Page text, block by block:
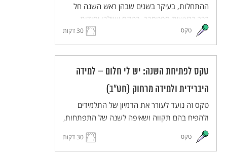
ההתחלות, בעיקר בשנים שבהן ראש השנה חל
כבר בראשית ספטמבר. בטקס ישולבו יסודות
מסורתיים מתוך חגי תשרי, ובעיקר מתוך ראש
השנה, באוריינטציה תרבותית ולא דתית. הטקס
יכיל מוטיבים כגון מבט לעבר ולעתיד, פתיחה
ונעילה של שערים, מעבר מקיץ לסתיו, זיכרון ותיקון
עולם. הטקס מותאם ללמידה היברידית ולמידה
מרחוק.
טקס 30 דקות
טקס לפתיחת השנה: יש לי חלום – למידה
היברידית ולמידה מרחוק (חט"ב)
טקס זה נועד לעורר את הדמיון של התלמידים
ולהפיח בהם תקווה ושאיפה לשנה של התפתחות,
יוזמה ועשייה. התלמידים והמורים יחלמו על העתיד
הרחוק ועל העתיד הקרוב, ישתפו זה את זה
טקס 30 דקות